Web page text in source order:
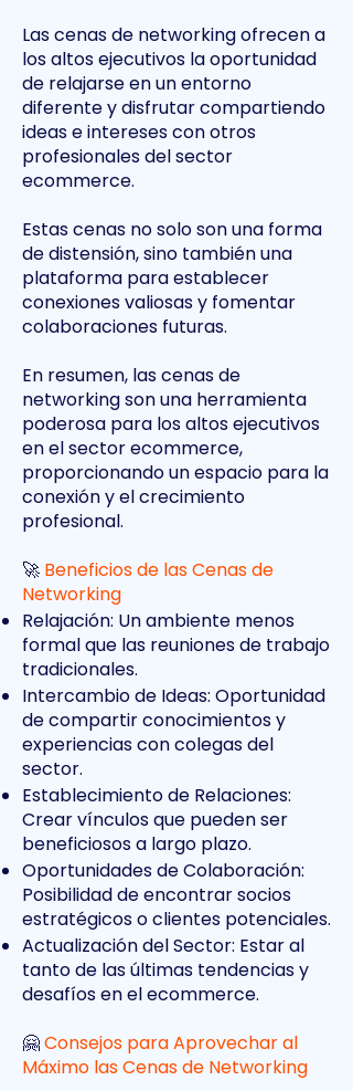
Las cenas de networking ofrecen a
los altos ejecutivos la oportunidad
de relajarse en un entorno
diferente y disfrutar compartiendo
ideas e intereses con otros
profesionales del sector
ecommerce.
Estas cenas no solo son una forma
de distensión, sino también una
plataforma para establecer
conexiones valiosas y fomentar
colaboraciones futuras.
En resumen, las cenas de
networking son una herramienta
poderosa para los altos ejecutivos
en el sector ecommerce,
proporcionando un espacio para la
conexión y el crecimiento
profesional.
🚀 Beneficios de las Cenas de
Networking
Relajación: Un ambiente menos
formal que las reuniones de trabajo
tradicionales.
Intercambio de Ideas: Oportunidad
de compartir conocimientos y
experiencias con colegas del
sector.
Establecimiento de Relaciones:
Crear vínculos que pueden ser
beneficiosos a largo plazo.
Oportunidades de Colaboración:
Posibilidad de encontrar socios
estratégicos o clientes potenciales.
Actualización del Sector: Estar al
tanto de las últimas tendencias y
desafíos en el ecommerce.
🤗Consejos para Aprovechar al
Máximo las Cenas de Networking